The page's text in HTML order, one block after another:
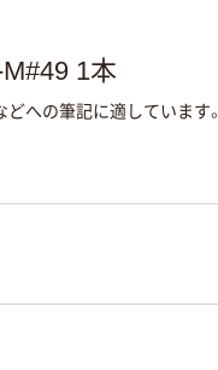
1本
への筆記に適しています。